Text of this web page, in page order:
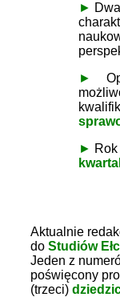
►
►
►
Aktualnie
do Studiów
Jeden z
poświęcony
(trzeci)